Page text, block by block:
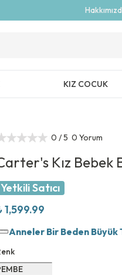
KIZ COCUK
0 / 5 0 Yorum
Kız Bebek
Yetkili Satıcı
1,599.99
Anneler Bir Beden Büyük